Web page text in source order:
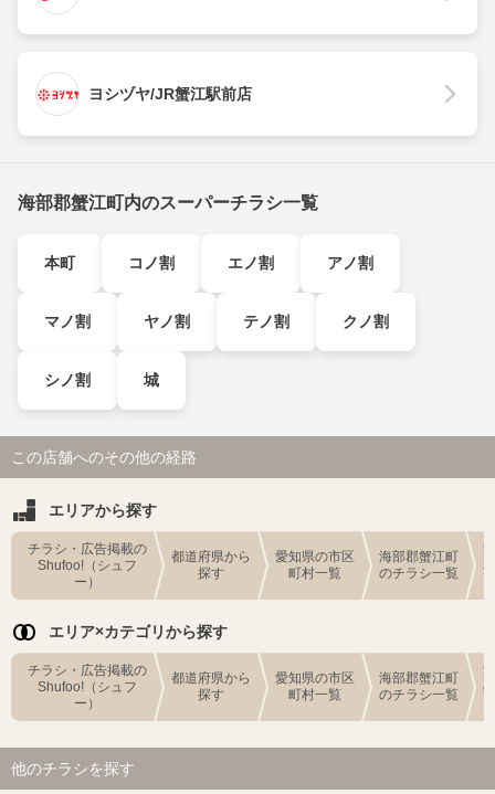
ヨシヅヤ/JR蟹江駅前店
海部郡蟹江町内のスーパーチラシ一覧
本町 コノ割 エノ割 アノ割
マノ割 ヤノ割 テノ割 クノ割
シノ割 城
この店舗へのその他の経路
エリアから探す
チラシ・広告掲載の
Shufoo!（シュフ
ー）
都道府県から
探す
愛知県の市区
町村一覧
海部郡蟹江町
のチラシ一覧
エリア×カテゴリから探す
チラシ・広告掲載の
Shufoo!（シュフ
ー）
都道府県から
探す
愛知県の市区
町村一覧
海部郡蟹江町
のチラシ一覧
他のチラシを探す